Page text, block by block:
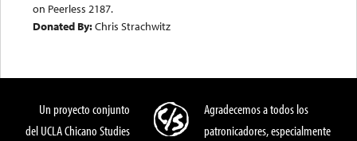
on Peerless 2187.
Donated By:Chris Strachwitz
Un proyecto conjunto
del UCLA Chicano Studies
Agradecemos a todos los
patronicadores, especialmente